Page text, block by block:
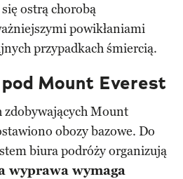
ostrą chorobą
powikłaniami
przypadkach śmiercią.
Mount Everest
zdobywających Mount
obozy bazowe. Do
biura podróży organizują
wyprawa wymaga